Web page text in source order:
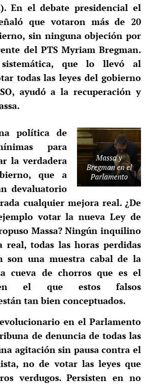
En el debate presidencial el
que votaron más de 20
sin ninguna objeción por
del PTS Myriam Bregman.
sistemática, que lo llevó al
todas las leyes del gobierno
ayudó a la recuperación y
Massa y
Bregman en el
Parlamento
política de
para
la verdadera
que a
devaluatorio
cualquier mejora real. ¿De
votar la nueva Ley de
Massa? Ningún inquilino
real, todas las horas perdidas
son una muestra cabal de la
cueva de chorros que es el
en el que estos falsos
tan bien conceptuados.
en el Parlamento
de denuncia de todas las
agitación sin pausa contra el
no de votar las leyes que
verdugos. Persisten en no